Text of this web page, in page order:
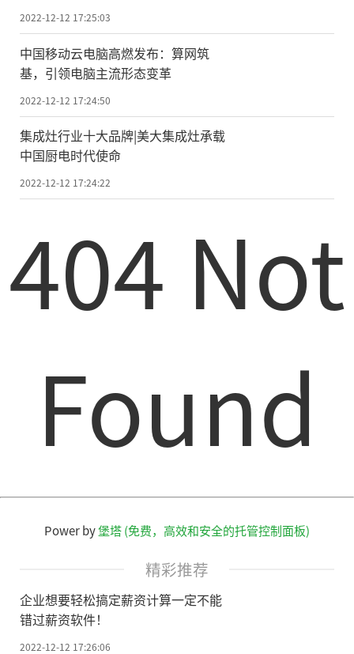
2022-12-12 17:25:03
中国移动云电脑高燃发布：算网筑
基，引领电脑主流形态变革
2022-12-12 17:24:50
集成灶行业十大品牌|美大集成灶承载
中国厨电时代使命
2022-12-12 17:24:22
404 Not
Found
Power by堡塔 (免费，高效和安全的托管控制面板)
精彩推荐
企业想要轻松搞定薪资计算一定不能
错过薪资软件！
2022-12-12 17:26:06